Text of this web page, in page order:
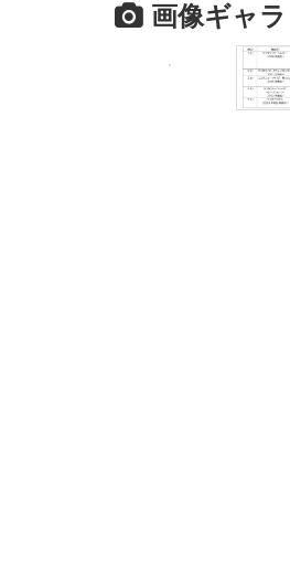
画像ギャ